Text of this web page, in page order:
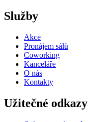
Služby
Akce
Pronájem sálů
Coworking
Kanceláře
O nás
Kontakty
Užitečné odkazy